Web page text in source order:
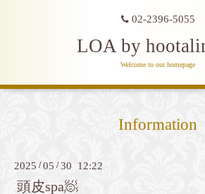
02-2396-5055
LOA by
Welcome to our homepage
Information
2025 /05 /30 12:22
頭皮spa🧖